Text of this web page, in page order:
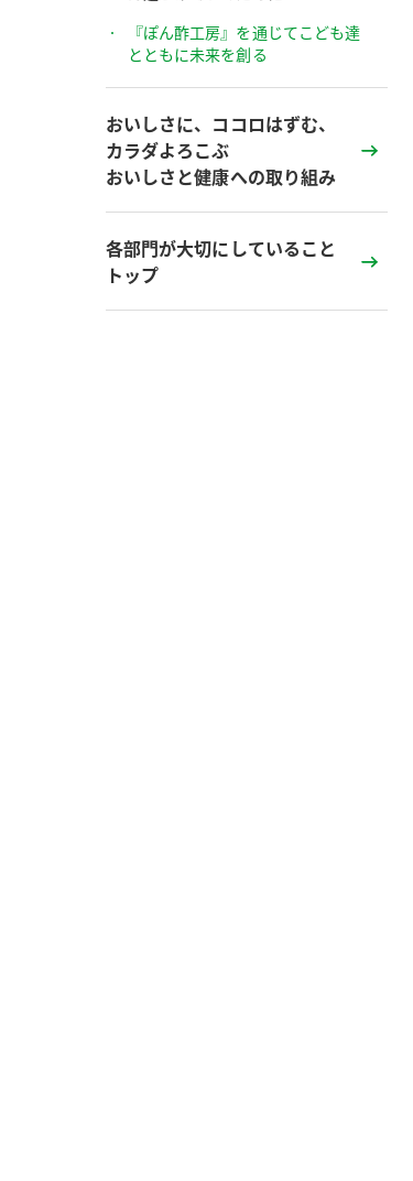
『ぽん酢工房』を通じてこども達
とともに未来を創る
おいしさに、ココロはずむ、
カラダよろこぶ
おいしさと健康への取り組み
各部門が大切にしていること
トップ